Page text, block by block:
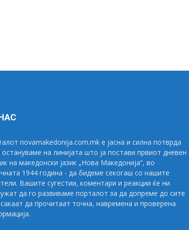
novamakedonija.com.mk е јасна и силна потврда
остануваме на линијата што ја постави првиот дневен
на македонски јазик „Нова Македонија“, во
1944 година - да бидеме секогаш со нашите
Вашите сугестии, коментари и реакции ќе ни
да го развиваме порталот за да допреме до сите
да прочитаат точна, навремена и проверена